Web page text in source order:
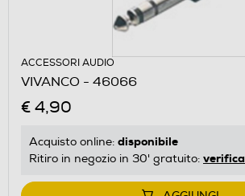
ACCESSORI AUDIO
VIVANCO - 46066
€ 4,90
Acquisto online: disponibile
Ritiro in negozio in 30' gratuito: verifica